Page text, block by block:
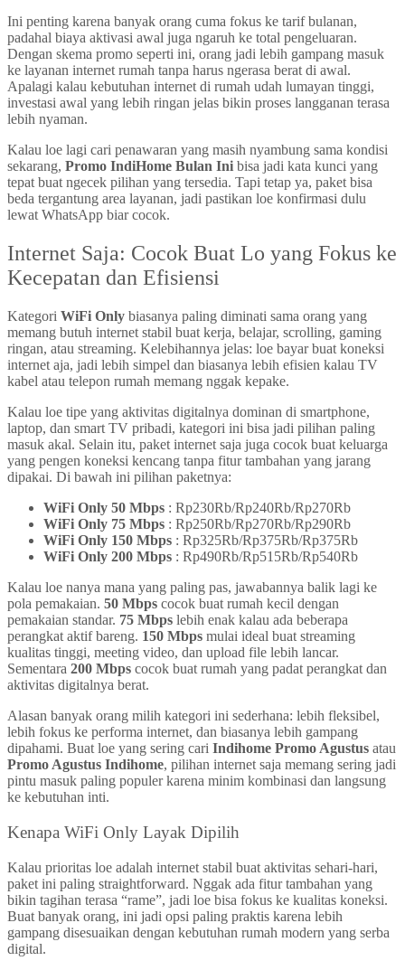
Ini penting karena banyak orang cuma fokus ke tarif bulanan,
padahal biaya aktivasi awal juga ngaruh ke total pengeluaran.
Dengan skema promo seperti ini, orang jadi lebih gampang masuk
ke layanan internet rumah tanpa harus ngerasa berat di awal.
Apalagi kalau kebutuhan internet di rumah udah lumayan tinggi,
investasi awal yang lebih ringan jelas bikin proses langganan terasa
lebih nyaman.
Kalau loe lagi cari penawaran yang masih nyambung sama kondisi
sekarang, Promo IndiHome Bulan Ini bisa jadi kata kunci yang
tepat buat ngecek pilihan yang tersedia. Tapi tetap ya, paket bisa
beda tergantung area layanan, jadi pastikan loe konfirmasi dulu
lewat WhatsApp biar cocok.
Internet Saja: Cocok Buat Lo yang Fokus ke
Kecepatan dan Efisiensi
Kategori WiFi Only biasanya paling diminati sama orang yang
memang butuh internet stabil buat kerja, belajar, scrolling, gaming
ringan, atau streaming. Kelebihannya jelas: loe bayar buat koneksi
internet aja, jadi lebih simpel dan biasanya lebih efisien kalau TV
kabel atau telepon rumah memang nggak kepake.
Kalau loe tipe yang aktivitas digitalnya dominan di smartphone,
laptop, dan smart TV pribadi, kategori ini bisa jadi pilihan paling
masuk akal. Selain itu, paket internet saja juga cocok buat keluarga
yang pengen koneksi kencang tanpa fitur tambahan yang jarang
dipakai. Di bawah ini pilihan paketnya:
WiFi Only 50 Mbps : Rp230Rb/Rp240Rb/Rp270Rb
WiFi Only 75 Mbps : Rp250Rb/Rp270Rb/Rp290Rb
WiFi Only 150 Mbps : Rp325Rb/Rp375Rb/Rp375Rb
WiFi Only 200 Mbps : Rp490Rb/Rp515Rb/Rp540Rb
Kalau loe nanya mana yang paling pas, jawabannya balik lagi ke
pola pemakaian. 50 Mbps cocok buat rumah kecil dengan
pemakaian standar. 75 Mbps lebih enak kalau ada beberapa
perangkat aktif bareng. 150 Mbps mulai ideal buat streaming
kualitas tinggi, meeting video, dan upload file lebih lancar.
Sementara 200 Mbps cocok buat rumah yang padat perangkat dan
aktivitas digitalnya berat.
Alasan banyak orang milih kategori ini sederhana: lebih fleksibel,
lebih fokus ke performa internet, dan biasanya lebih gampang
dipahami. Buat loe yang sering cari Indihome Promo Agustus atau
Promo Agustus Indihome, pilihan internet saja memang sering jadi
pintu masuk paling populer karena minim kombinasi dan langsung
ke kebutuhan inti.
Kenapa WiFi Only Layak Dipilih
Kalau prioritas loe adalah internet stabil buat aktivitas sehari-hari,
paket ini paling straightforward. Nggak ada fitur tambahan yang
bikin tagihan terasa “rame”, jadi loe bisa fokus ke kualitas koneksi.
Buat banyak orang, ini jadi opsi paling praktis karena lebih
gampang disesuaikan dengan kebutuhan rumah modern yang serba
digital.